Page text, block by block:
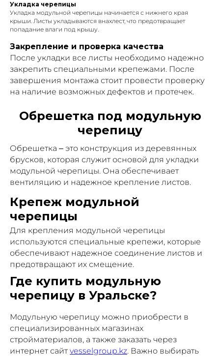
Укладка черепицы
Укладка модульной черепицы начинается с нижнего края
крыши. Листы укладываются внахлест, что предотвращает
попадание влаги под крышу.
Закрепление и проверка качества
После укладки все листы необходимо надежно
закрепить специальными крепежами. После
завершения монтажа стоит провести проверку
на наличие возможных дефектов и протечек.
Обрешетка под модульную
черепицу
Обрешетка – это конструкция из деревянных
брусков, которая служит основой для укладки
модульной черепицы. Она обеспечивает
вентиляцию и надежное крепление листов.
Крепеж модульной
черепицы
Для крепления модульной черепицы
используются специальные крепежи, которые
обеспечивают надежное соединение листов и
предотвращают их смещение.
Где купить модульную
черепицу в Уральске?
Модульную черепицу можно приобрести в
специализированных магазинах
стройматериалов, а также заказать через
интернет сайтvesselgroup.kz. Важно выбирать